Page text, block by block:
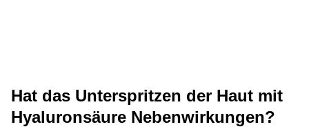
Hat das Unterspritzen der Haut mit
Hyaluronsäure Nebenwirkungen?